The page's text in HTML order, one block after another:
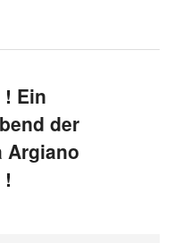
! Ein
der
Argiano
!